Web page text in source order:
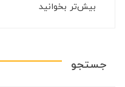
بیش‌تر بخوانید
جستجو